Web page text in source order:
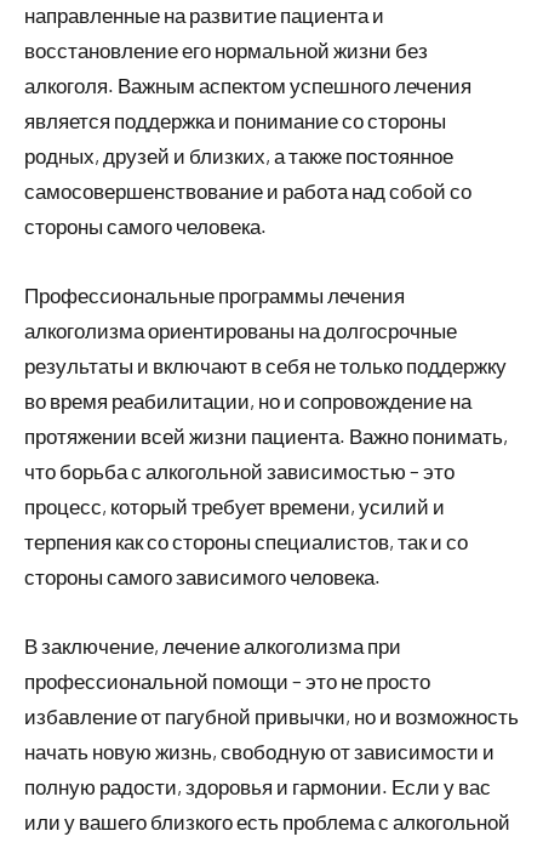
направленные на развитие пациента и
восстановление его нормальной жизни без
алкоголя. Важным аспектом успешного лечения
является поддержка и понимание со стороны
родных, друзей и близких, а также постоянное
самосовершенствование и работа над собой со
стороны самого человека.
Профессиональные программы лечения
алкоголизма ориентированы на долгосрочные
результаты и включают в себя не только поддержку
во время реабилитации, но и сопровождение на
протяжении всей жизни пациента. Важно понимать,
что борьба с алкогольной зависимостью – это
процесс, который требует времени, усилий и
терпения как со стороны специалистов, так и со
стороны самого зависимого человека.
В заключение, лечение алкоголизма при
профессиональной помощи – это не просто
избавление от пагубной привычки, но и возможность
начать новую жизнь, свободную от зависимости и
полную радости, здоровья и гармонии. Если у вас
или у вашего близкого есть проблема с алкогольной